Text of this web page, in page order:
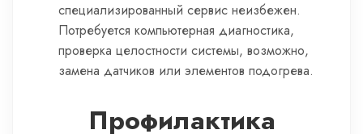
специализированный сервис неизбежен.
Потребуется компьютерная диагностика,
проверка целостности системы, возможно,
замена датчиков или элементов подогрева.
Профилактика